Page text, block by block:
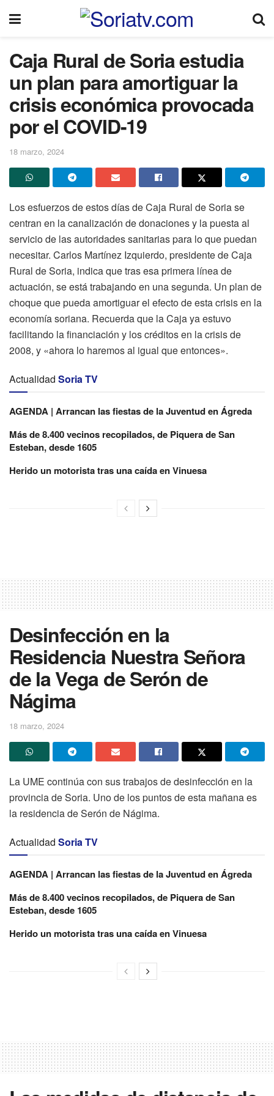
Caja Rural de Soria estudia
un plan para amortiguar la
crisis económica provocada
por el COVID-19
18 marzo, 2024
Los esfuerzos de estos días de Caja Rural de Soria se
centran en la canalización de donaciones y la puesta al
servicio de las autoridades sanitarias para lo que puedan
necesitar. Carlos Martínez Izquierdo, presidente de Caja
Rural de Soria, indica que tras esa primera línea de
actuación, se está trabajando en una segunda. Un plan de
choque que pueda amortiguar el efecto de esta crisis en la
economía soriana. Recuerda que la Caja ya estuvo
facilitando la financiación y los créditos en la crisis de
2008, y «ahora lo haremos al igual que entonces».
Actualidad Soria TV
AGENDA | Arrancan las fiestas de la Juventud en Ágreda
Más de 8.400 vecinos recopilados, de Piquera de San
Esteban, desde 1605
Herido un motorista tras una caída en Vinuesa
Desinfección en la
Residencia Nuestra Señora
de la Vega de Serón de
Nágima
18 marzo, 2024
La UME continúa con sus trabajos de desinfección en la
provincia de Soria. Uno de los puntos de esta mañana es
la residencia de Serón de Nágima.
Actualidad Soria TV
AGENDA | Arrancan las fiestas de la Juventud en Ágreda
Más de 8.400 vecinos recopilados, de Piquera de San
Esteban, desde 1605
Herido un motorista tras una caída en Vinuesa